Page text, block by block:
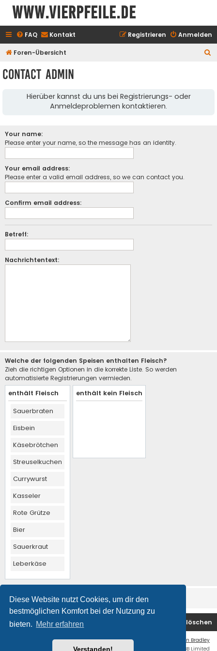
Diese Website nutzt Cookies, um dir den
bestmöglichen Komfort bei der Nutzung zu
bieten. Mehr erfahren
Verstanden!
www.vierpfeile.de
FAQ Kontakt Anmelden
Registrieren
Foren-Übersicht
Contact Admin
Hierüber kannst du uns bei Registrierungs- oder
Anmeldeproblemen kontaktieren.
Your name:
Please enter your name, so the message has an identity.
Your email address:
Please enter a valid email address, so we can contact you.
Confirm email address:
Betreff:
Nachrichtentext:
Welche der folgenden Speisen enthalten Fleisch?
Zieh die richtigen Optionen in die korrekte Liste. So werden
automatisierte Registrierungen vermieden.
enthält Fleisch
Sauerbraten
Eisbein
Käsebrötchen
Streuselkuchen
Currywurst
Kasseler
Rote Grütze
Bier
Sauerkraut
Leberkäse
enthält kein Fleisch
Foren-Übersicht Alle Cookies löschen
Ian Bradley
Powered byphpBB ® Forum Software © phpBB Limited